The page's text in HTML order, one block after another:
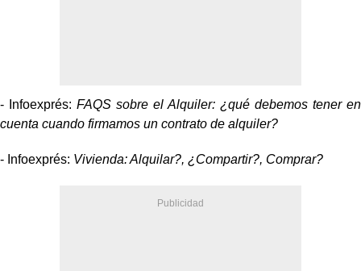
- Infoexprés: FAQS sobre el Alquiler: ¿qué debemos tener en
cuenta cuando firmamos un contrato de alquiler?
- Infoexprés: Vivienda: Alquilar?, ¿Compartir?, Comprar?